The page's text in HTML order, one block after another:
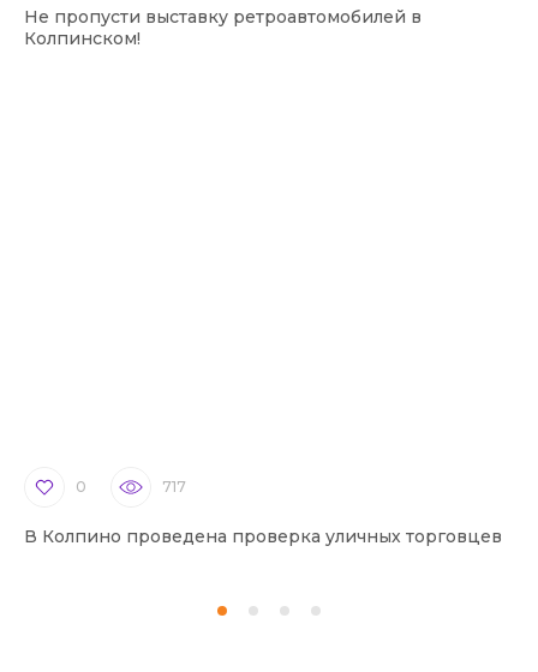
Не пропусти выставку ретроавтомобилей в
Колпинском!
0 717
В Колпино проведена проверка уличных торговцев